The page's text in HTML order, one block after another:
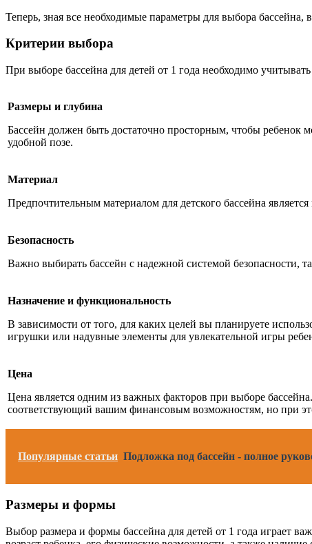
Теперь, зная все необходимые параметры для выбора
Критерии выбора
При выборе бассейна для детей от 1 года необходимо
Размеры и глубина
Бассейн должен быть достаточно просторным, чтобы ребенок
удобной позе.
Материал
Предпочтительным материалом для детского бассейна
Безопасность
Важно выбирать бассейн с надежной системой безопасности,
Назначение и функциональность
В зависимости от того, для каких целей вы планируете
игрушки или надувные элементы для увлекательной игры
Цена
Цена является одним из важных факторов при выборе
соответствующий вашим финансовым возможностям, но при
Популярные статьи Подложка под бассейн - полное
Размеры и формы
Выбор размера и формы бассейна для детей от 1 года играет